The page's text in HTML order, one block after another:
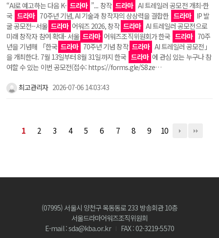
“AI로 예고하는 다음 K- 드라마 ”... 창작 드라마 AI 트레일러 공모전 개최-한
국 드라마 70주년 기념, AI 기술과 창작자의 상상력을 결합한 드라마 IP 발
굴 공모전--서울 드라마 어워즈 2026, 창작 드라마 AI 트레일러 공모전으로
미래 창작자 참여 확대- 서울 드라마 어워즈조직위원회가 한국 드라마 70주
년을 기념해 「한국 드라마 70주년 기념 창작 드라마 AI 트레일러 공모전」
을 개최한다. 7월 13일부터 8월 31일까지 한국 드라마 에 관심 있는 누구나 참
여할 수 있는 이번 공모전(접수: https://forms.gle/S8ze…
최고관리자 2026-07-06 14:03:43
1 2 3 4 5 6 7 8 9 10
(07995) 서울시 양천구 목동동로 233 방송회관 10층
서울드라마어워즈조직위원회
E-mail : sda@kba.or.kr
FAX : 02-3219-5570